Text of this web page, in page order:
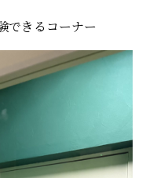
できるコーナー